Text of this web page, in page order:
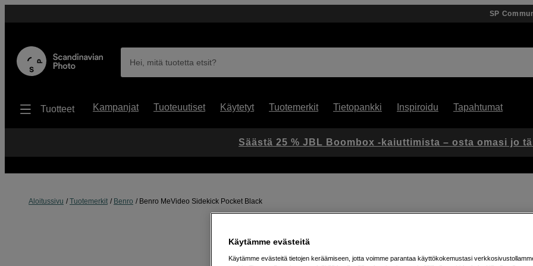
SP
Hei, mitä tuotetta etsit?
Tuotteet Kampanjat Tuoteuutiset Käytetyt Tuotemerkit Tietopankki Inspiroidu Tapahtumat
Aloitussivu Tuotemerkit Benro Benro MeVideo Sidekick Pocket Black
Puhelinteline jalustalle –
Säästä 25 % JBL Boombox -kaiuttimista – osta omasi jo
Käytämme evästeitä
Käytämme evästeitä tietojen keräämiseen, jotta voimme parantaa käyttökokemustasi